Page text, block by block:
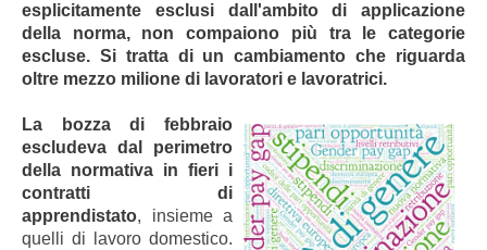
esplicitamente esclusi dall'ambito di applicazione
della norma, non compaiono più tra le categorie
escluse. Si tratta di un cambiamento che riguarda
oltre mezzo milione di lavoratori e lavoratrici.
La bozza di febbraio
escludeva dal perimetro
della normativa in fieri i
contratti di
apprendistato, insieme a
quelli di lavoro domestico.